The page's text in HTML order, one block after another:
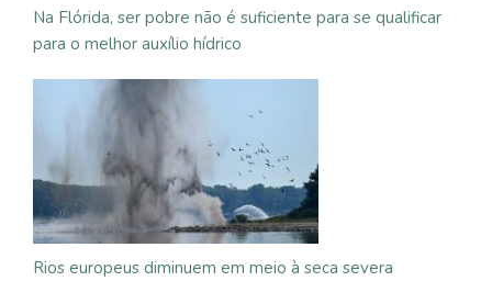
Na Flórida, ser pobre não é suficiente para se qualificar
para o melhor auxílio hídrico
Rios europeus diminuem em meio à seca severa